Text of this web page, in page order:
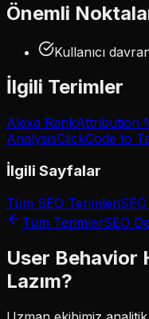
Önemli
Kullanıcı
İlgili Terimler
Alexa RankAttribution
AnalysisClickCode to
İlgili Sayfalar
Tüm SEO Terimleri
Tüm TerimlerSEO
User Behavior
Lazım?